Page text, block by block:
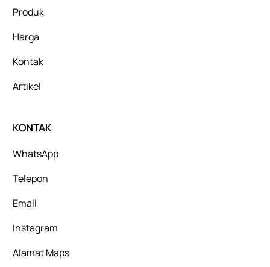
Produk
Harga
Kontak
Artikel
KONTAK
WhatsApp
Telepon
Email
Instagram
Alamat Maps